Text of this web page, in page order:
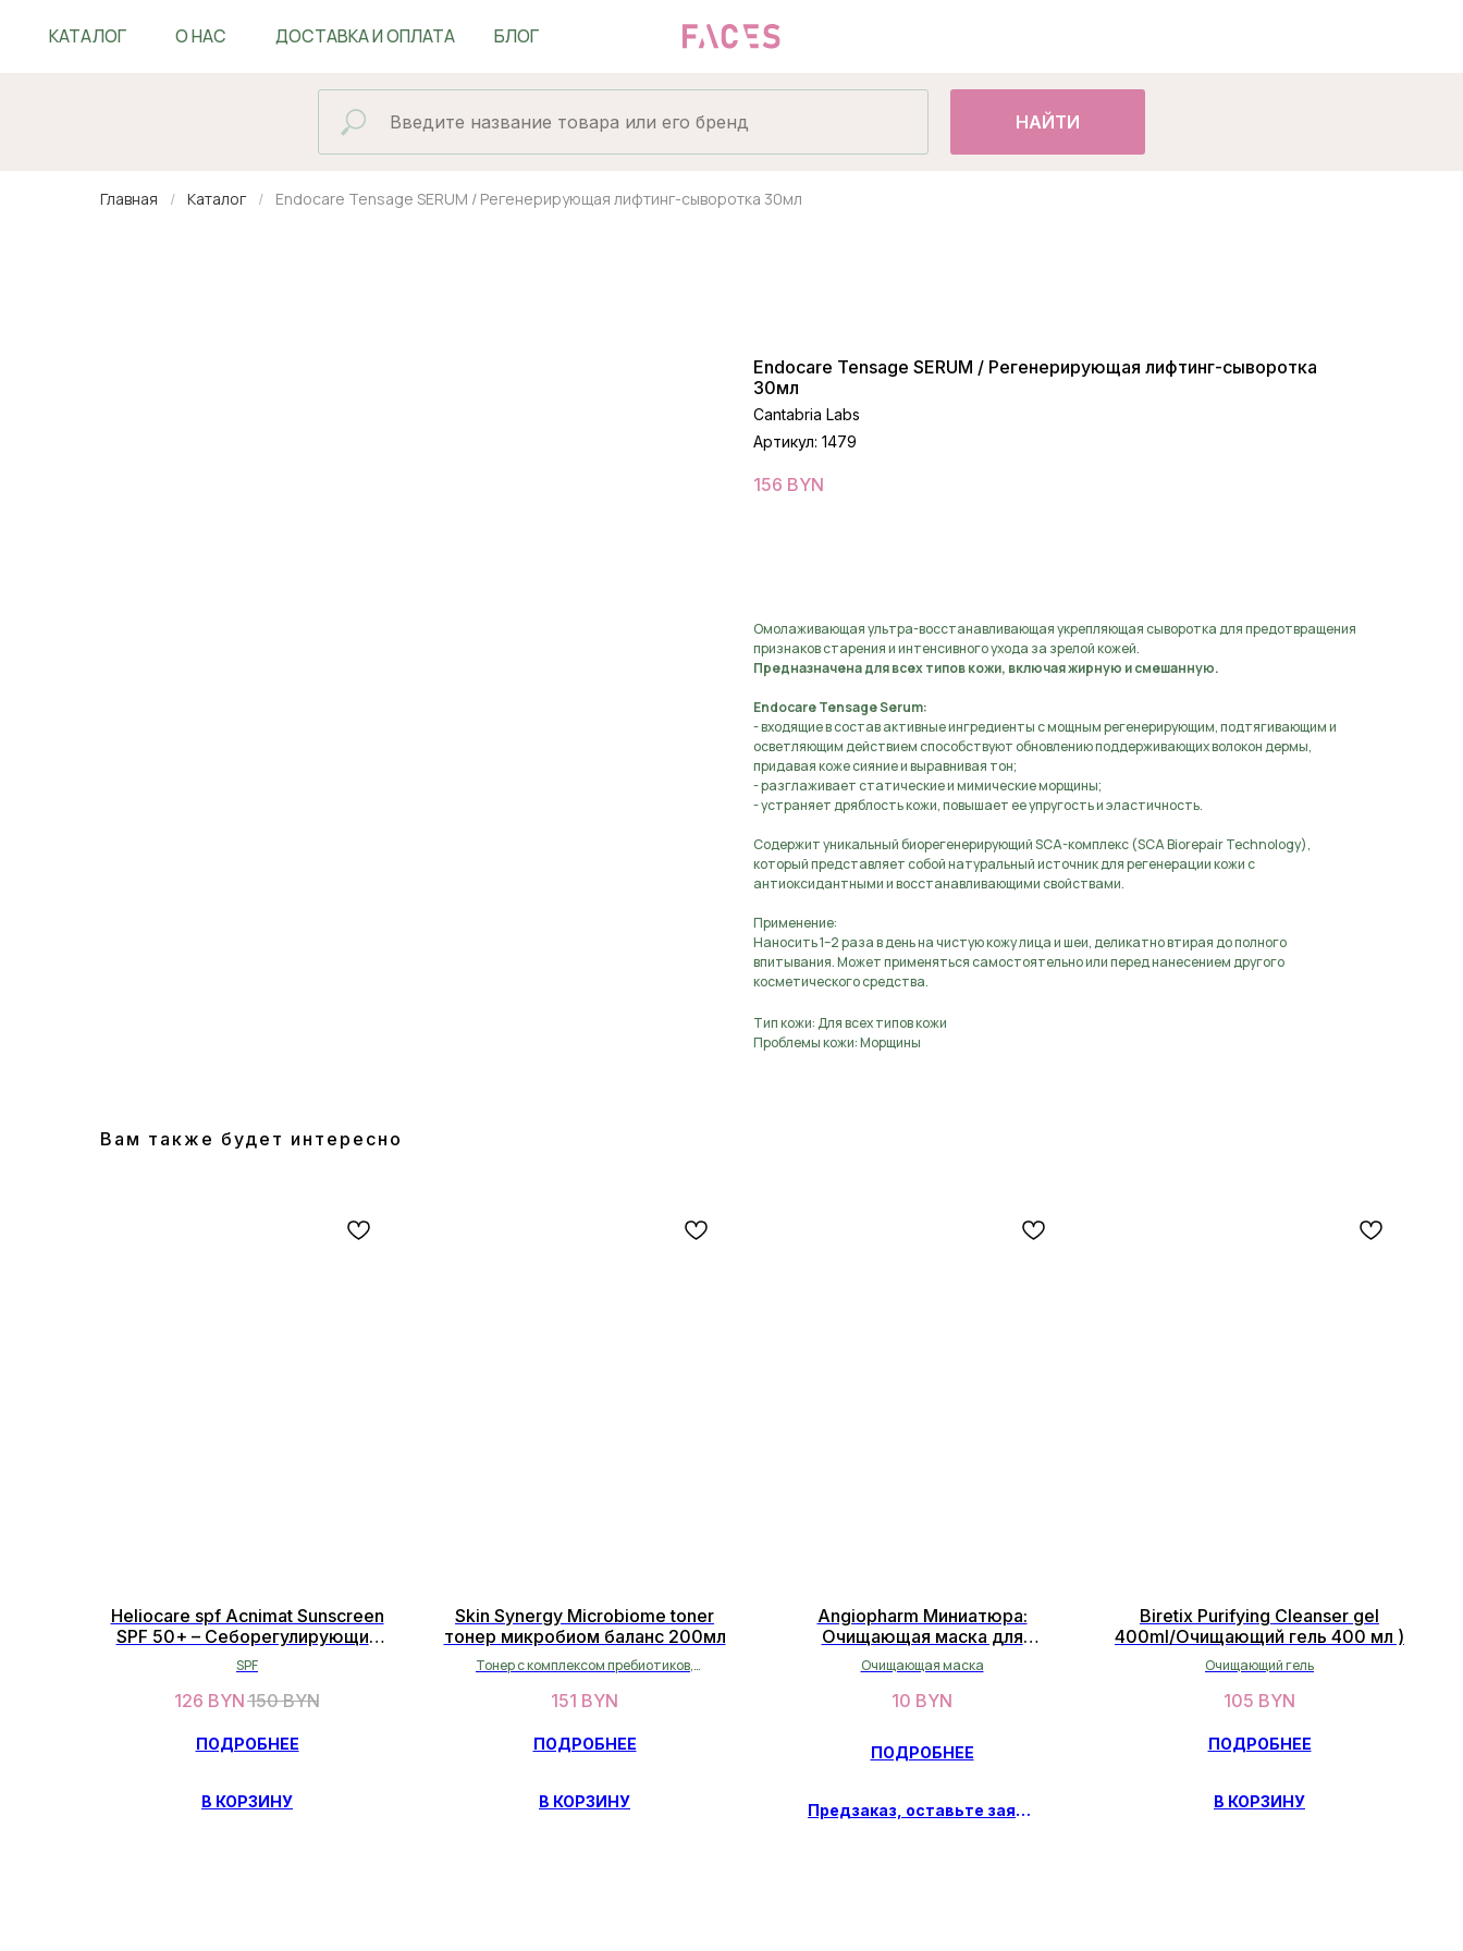
КАТАЛОГ О НАС БЛОГ
ДОСТАВКА И ОПЛАТА
НАЙТИ
Главная Каталог Endocare Tensage SERUM / Регенерирующая лифтинг-сыворотка 30мл
Endocare Tensage SERUM / Регенерирующая лифтинг-сыворотка
30мл
Cantabria Labs
Артикул: 1479
156 BYN
Омолаживающая ультра-восстанавливающая укрепляющая сыворотка для предотвращения
признаков старения и интенсивного ухода за зрелой кожей.
Предназначена для всех типов кожи, включая жирную и смешанную.
Endocare Tensage Serum:
- входящие в состав активные ингредиенты с мощным регенерирующим, подтягивающим и
осветляющим действием способствуют обновлению поддерживающих волокон дермы,
придавая коже сияние и выравнивая тон;
- разглаживает статические и мимические морщины;
- устраняет дряблость кожи, повышает ее упругость и эластичность.
Содержит уникальный биорегенерирующий SCA-комплекс (SCA Biorepair Technology),
который представляет собой натуральный источник для регенерации кожи с
антиоксидантными и восстанавливающими свойствами.
Применение:
Наносить 1–2 раза в день на чистую кожу лица и шеи, деликатно втирая до полного
впитывания. Может применяться самостоятельно или перед нанесением другого
косметического средства.
Тип кожи: Для всех типов кожи
Проблемы кожи: Морщины
Вам также будет интересно
Heliocare spf Acnimat Sunscreen
SPF 50+ – Себорегулирующий
солнцезащитный крем для
проблемной кожи 50 мл
SPF
126 BYN 150 BYN
ПОДРОБНЕЕ
В КОРЗИНУ
Skin Synergy Microbiome toner
тонер микробиом баланс 200мл
Тонер с комплексом пребиотиков,
востановления микробтома кожи
151 BYN
ПОДРОБНЕЕ
В КОРЗИНУ
Angiopharm Миниатюра:
Очищающая маска для
проблемной кожи 7 мл
Очищающая маска
10 BYN
ПОДРОБНЕЕ
Предзаказ, оставьте заявку
Biretix Purifying Cleanser gel
400ml/Очищающий гель 400 мл )
Очищающий гель
105 BYN
ПОДРОБНЕЕ
В КОРЗИНУ